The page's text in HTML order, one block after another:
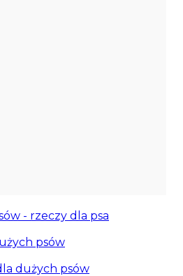
- rzeczy dla psa
psów
dużych psów